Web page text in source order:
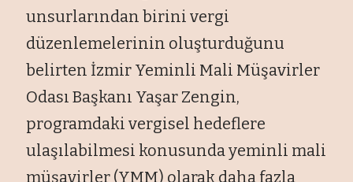
unsurlarından birini vergi
düzenlemelerinin oluşturduğunu
belirten İzmir Yeminli Mali Müşavirler
Odası Başkanı Yaşar Zengin,
programdaki vergisel hedeflere
ulaşılabilmesi konusunda yeminli mali
müşavirler (YMM) olarak daha fazla